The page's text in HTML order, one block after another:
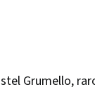
Grumello,